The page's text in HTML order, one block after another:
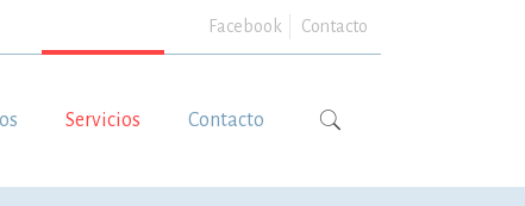
Facebook Contacto
Servicios Contacto